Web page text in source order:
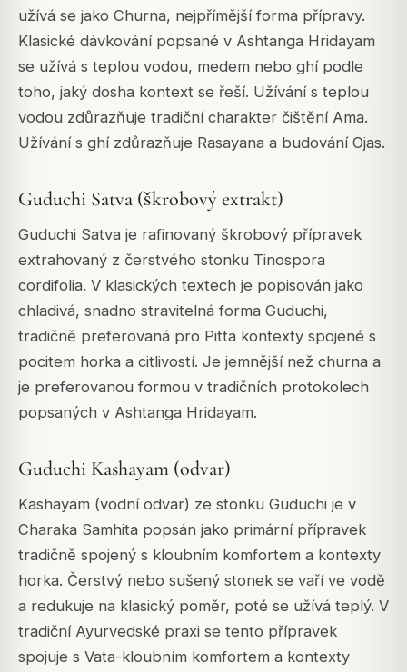
užívá se jako Churna, nejpřímější forma přípravy.
Klasické dávkování popsané v Ashtanga Hridayam
se užívá s teplou vodou, medem nebo ghí podle
toho, jaký dosha kontext se řeší. Užívání s teplou
vodou zdůrazňuje tradiční charakter čištění Ama.
Užívání s ghí zdůrazňuje Rasayana a budování Ojas.
Guduchi Satva (škrobový extrakt)
Guduchi Satva je rafinovaný škrobový přípravek
extrahovaný z čerstvého stonku Tinospora
cordifolia. V klasických textech je popisován jako
chladivá, snadno stravitelná forma Guduchi,
tradičně preferovaná pro Pitta kontexty spojené s
pocitem horka a citlivostí. Je jemnější než churna a
je preferovanou formou v tradičních protokolech
popsaných v Ashtanga Hridayam.
Guduchi Kashayam (odvar)
Kashayam (vodní odvar) ze stonku Guduchi je v
Charaka Samhita popsán jako primární přípravek
tradičně spojený s kloubním komfortem a kontexty
horka. Čerstvý nebo sušený stonek se vaří ve vodě
a redukuje na klasický poměr, poté se užívá teplý. V
tradiční Ayurvedské praxi se tento přípravek
spojuje s Vata-kloubním komfortem a kontexty